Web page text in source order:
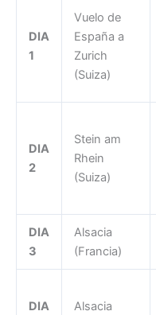
DIA
1
Vuelo de
España a
Zurich
(Suiza)
DIA
2
Stein am
Rhein
(Suiza)
DIA
3
Alsacia
(Francia)
DIA
Alsacia